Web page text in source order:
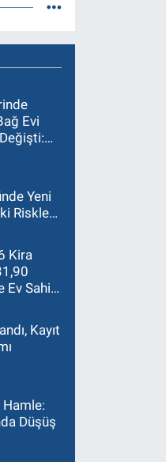
Evi
Yeni
Riskler
Kira
Ev Sahibi
Kayıt
Hamle:
Düşüş